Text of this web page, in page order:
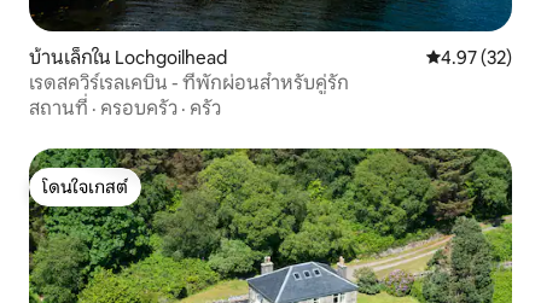
บ้านเล็กใน Lochgoilhead คะแนนเฉลี่ย
4.97 (32)
เรดสควิร์เรลเคบิน - ที่พักผ่อนสำหรับคู่รัก
สถานที่ · ครอบครัว · ครัว
โดนใจเกสต์
โดนใจเกสต์